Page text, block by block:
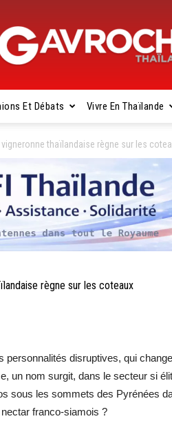
Gavroche
Thaïlande
Et Débats Vivre En Thaïlande
vigneronne thaïlandaise règne sur les
règne sur les coteaux
personnalités disruptives, qui
un nom surgit, dans le secteur si
sous les sommets des Pyrénées
franco-siamois ?